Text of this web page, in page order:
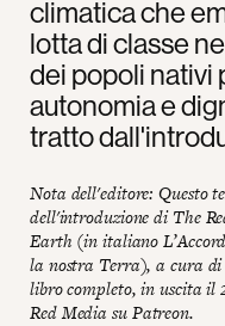
climatica che
lotta di classe
dei popoli nativi
autonomia e
tratto
Nota dell'editore: Questo
dell'introduzione di The
Earth (in italiano
la nostra Terra), a cura
libro completo, in uscita il
Red Media su Patreon.